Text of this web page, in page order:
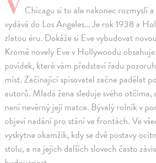
Chicagu si to ale nakonec rozmyslí
vydává do Los Angeles… Je rok 1938 a
zlatou éru. Dokáže si Eve vybudovat
Kromě novely Eve v Hollywoodu
povídek, které vám představí řadu
míst. Začínající spisovatel začne padělat
autorů. Mladá žena sleduje svého otčíma,
není nevěrný její matce. Bývalý rolník v
objeví nadání pro stání ve frontách. Ve
vyskytne okamžik, kdy se dvě postavy
stolu, a na jejich dalších slovech často